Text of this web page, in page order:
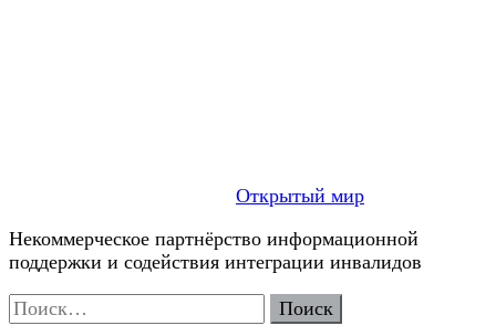
Открытый мир
Некоммерческое партнёрство информационной
поддержки и содействия интеграции инвалидов
Найти: